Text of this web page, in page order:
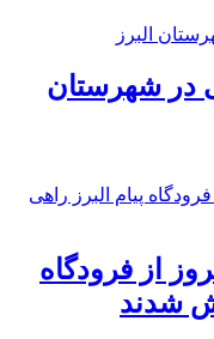
در شهرستان
از فرودگاه
شدند